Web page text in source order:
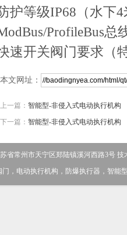
护等级IP68（水下4
ProfileBus
速开关阀门要求（
本文网址：
上一篇： 智能型-非侵入式电动执行机构
下一篇： 智能型-非侵入式电动执行机构
省常州市天宁区郑陆镇溪河西路3号 技
，电动执行机构，防爆执行器，智